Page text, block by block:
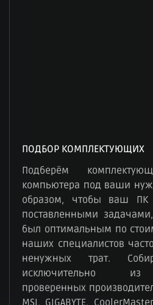
ПОДБОР КОМПЛЕКТУЮЩИХ
Подберём
компьютера под ваши
образом, чтобы ваш ПК
поставленными
был оптимальным по
наших специалистов
ненужных трат.
исключительно из
проверенных
MSI, GIGABYTE,